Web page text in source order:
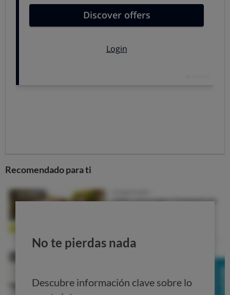
demasiado tiempo conectados a Internet. De hecho, el
Recomendado para ti
No te pierdas nada
Descubre información clave sobre lo